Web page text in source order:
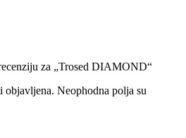
za „Trosed DIAMOND“
objavljena. Neophodna polja su